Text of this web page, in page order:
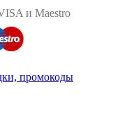
и Maestro
промокоды